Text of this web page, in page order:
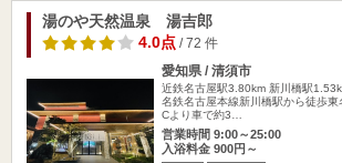
湯のや天然温泉 湯吉郎
4.0点/ 72 件
愛知県 / 清須市
近鉄名古屋駅3.80km 新川橋駅
名鉄名古屋本線新川橋駅から徒歩
Cより車で約3…
営業時間 9:00～25:00
入浴料金 900円～